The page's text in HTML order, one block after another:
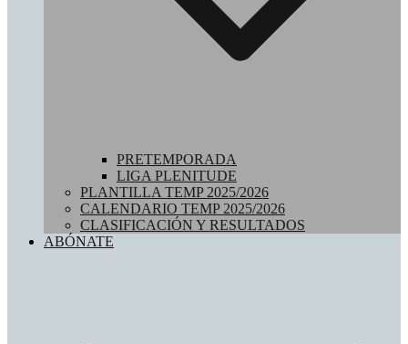
PRETEMPORADA
LIGA PLENITUDE
PLANTILLA TEMP 2025/2026
CALENDARIO TEMP 2025/2026
CLASIFICACIÓN Y RESULTADOS
ABÓNATE